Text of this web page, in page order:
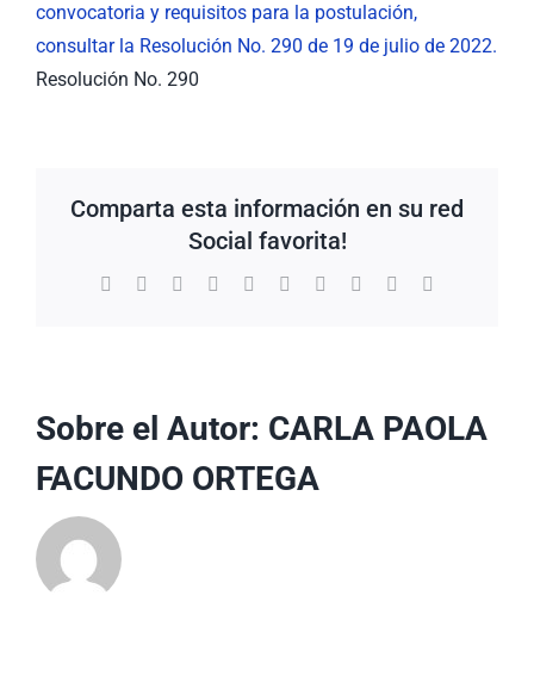
convocatoria y requisitos para la postulación,
consultar la Resolución No. 290 de 19 de julio de 2022.
Resolución No. 290
Comparta esta información en su red
Social favorita!
Facebook Reddit LinkedInWhatsApp
TumblrPinterest Xing
Sobre el Autor: CARLA PAOLA
FACUNDO ORTEGA